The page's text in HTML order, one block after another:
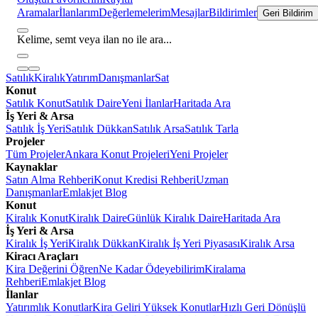
AramalarİlanlarımDeğerlemelerimMesajlarBildirimler Geri Bildirim
Kelime, semt veya ilan no ile ara...
SatılıkKiralıkYatırımDanışmanlarSat
Konut
Satılık KonutSatılık DaireYeni İlanlarHaritada Ara
İş Yeri & Arsa
Satılık İş YeriSatılık DükkanSatılık ArsaSatılık Tarla
Projeler
Tüm ProjelerAnkara Konut ProjeleriYeni Projeler
Kaynaklar
Satın Alma RehberiKonut Kredisi RehberiUzman
DanışmanlarEmlakjet Blog
Konut
Kiralık KonutKiralık DaireGünlük Kiralık DaireHaritada Ara
İş Yeri & Arsa
Kiralık İş YeriKiralık DükkanKiralık İş Yeri PiyasasıKiralık Arsa
Kiracı Araçları
Kira Değerini ÖğrenNe Kadar ÖdeyebilirimKiralama
RehberiEmlakjet Blog
İlanlar
Yatırımlık KonutlarKira Geliri Yüksek KonutlarHızlı Geri Dönüşlü